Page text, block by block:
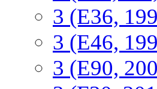
3 (Е36,
3 (E46,
3 (E90,